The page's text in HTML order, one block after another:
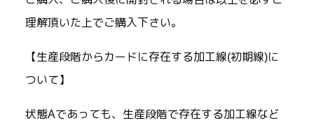
理解頂いた上でご購入下さい。
【生産段階からカードに存在する加工線(初期線)に
ついて】
状態Aであっても、生産段階で存在する加工線など